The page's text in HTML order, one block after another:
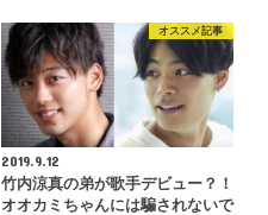
オススメ記事
2019.9.12
竹内涼真の弟が歌手デビュー？！
オオカミちゃんには騙されないで